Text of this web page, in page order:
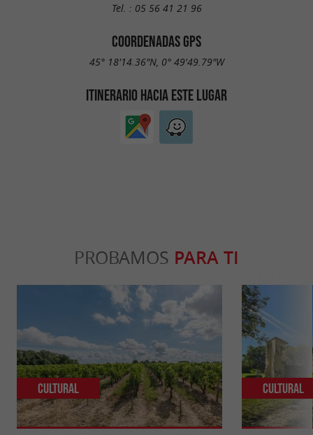
Tel. : 05 56 41 21 96
COORDENADAS GPS
45° 18'14.36"N, 0° 49'49.79"W
ITINERARIO HACIA ESTE LUGAR
PROBAMOS PARA TI
Cultural Cultural